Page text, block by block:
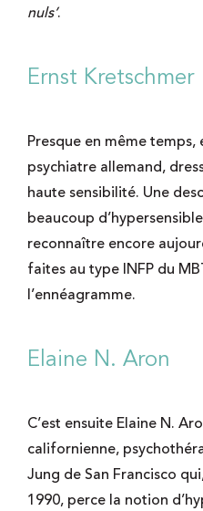
nuls’.
Ernst Kretschmer
Presque en même temps,
psychiatre allemand,
haute sensibilité. Une
beaucoup
reconnaître encore
faites au type INFP du
l’ennéagramme.
Elaine N. Aron
C’est ensuite Elaine N.
californienne,
Jung de San Francisco
1990, perce la notion